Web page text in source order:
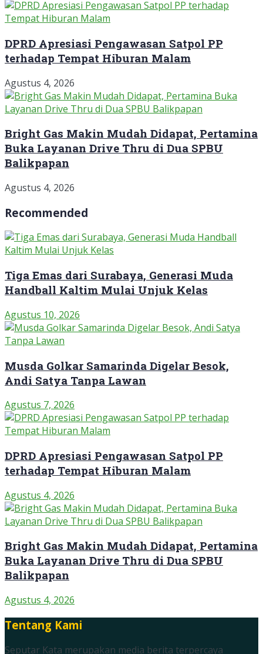
DPRD Apresiasi Pengawasan Satpol PP
terhadap Tempat Hiburan Malam
Agustus 4, 2026
Bright Gas Makin Mudah Didapat, Pertamina
Buka Layanan Drive Thru di Dua SPBU
Balikpapan
Agustus 4, 2026
Recommended
Tiga Emas dari Surabaya, Generasi Muda
Handball Kaltim Mulai Unjuk Kelas
Agustus 10, 2026
Musda Golkar Samarinda Digelar Besok,
Andi Satya Tanpa Lawan
Agustus 7, 2026
DPRD Apresiasi Pengawasan Satpol PP
terhadap Tempat Hiburan Malam
Agustus 4, 2026
Bright Gas Makin Mudah Didapat, Pertamina
Buka Layanan Drive Thru di Dua SPBU
Balikpapan
Agustus 4, 2026
Tentang Kami
Seputar Kata merupakan media berita terpercaya